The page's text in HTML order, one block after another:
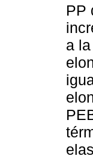
PP
a